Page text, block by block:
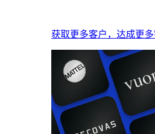
获取更多客户，达成更多